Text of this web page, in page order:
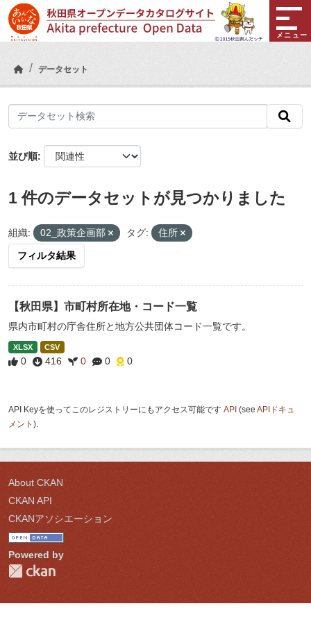
Skip to main content
メニュー
データセット
並び順
1 件のデータセットが見つかりました
組織: 02_政策企画部 タグ: 住所
フィルタ結果
【秋田県】市町村所在地・コード一覧
県内市町村の庁舎住所と地方公共団体コード一覧です。
XLSX CSV
0 416 0 0 0
API Keyを使ってこのレジストリーにもアクセス可能です API (see APIドキュ
メント ).
About CKAN
CKAN API
CKANアソシエーション
Powered by